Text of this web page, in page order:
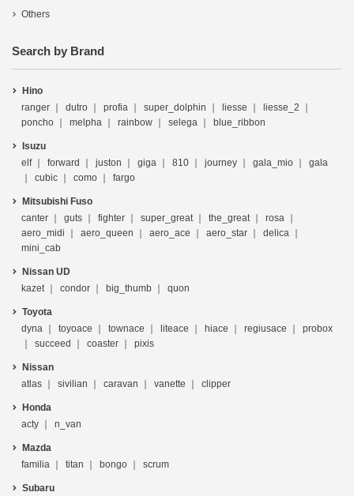
Others
Search by Brand
Hino
ranger
dutro profia super_dolphin liesse
liesse_2
poncho
melpha rainbow selega blue_ribbon
Isuzu
elf
forward juston giga 810 journey gala_mio
gala
cubic
como fargo
Mitsubishi Fuso
canter
guts fighter super_great the_great
rosa
aero_midi
aero_queen aero_ace aero_star
delica
mini_cab
Nissan UD
kazet
condor big_thumb quon
Toyota
dyna
toyoace townace liteace hiace regiusace
probox
succeed
coaster pixis
Nissan
atlas
sivilian caravan vanette clipper
Honda
acty
n_van
Mazda
familia
titan bongo scrum
Subaru